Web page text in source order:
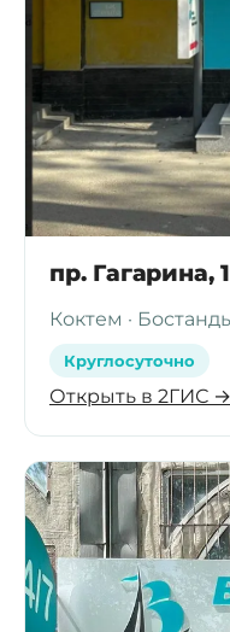
пр. Гагарина,
Коктем ·
Круглосуточно
Открыть в 2ГИС →